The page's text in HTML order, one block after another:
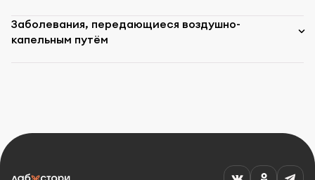
Заболевания, передающиеся воздушно-
капельным путём